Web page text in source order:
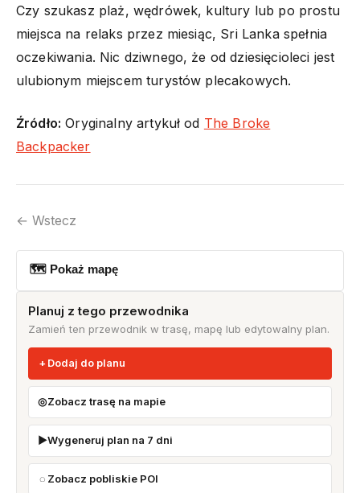
Czy szukasz plaż, wędrówek, kultury lub po prostu
miejsca na relaks przez miesiąc, Sri Lanka spełnia
oczekiwania. Nic dziwnego, że od dziesięcioleci jest
ulubionym miejscem turystów plecakowych.
Źródło: Oryginalny artykuł od The Broke
Backpacker
← Wstecz
🗺 Pokaż mapę
Planuj z tego przewodnika
Zamień ten przewodnik w trasę, mapę lub edytowalny plan.
Dodaj do planu
Zobacz trasę na mapie
Wygeneruj plan na 7 dni
Zobacz pobliskie POI